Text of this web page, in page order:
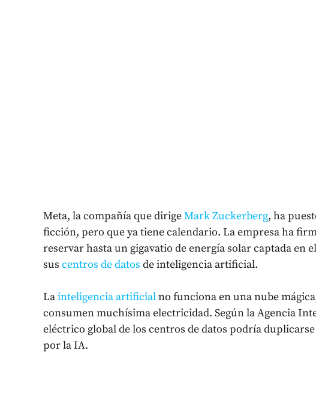
Meta, la compañía que dirigeMark Zuckerberg, ha
ficción, pero que ya tiene calendario. La empresa ha
reservar hasta un gigavatio de energía solar captada en
sus centros de datos de inteligencia artificial.
Lainteligencia artificialno funciona en una nube
consumen muchísima electricidad. Según la Agencia
eléctrico global de los centros de datos podría
por la IA.